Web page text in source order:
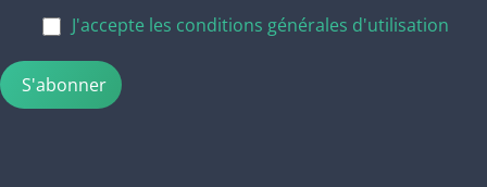
J'accepte les conditions générales d'utilisation